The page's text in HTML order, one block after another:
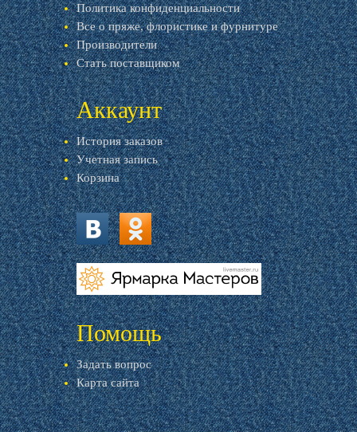
Политика конфиденциальности
Все о пряже, флористике и фурнитуре
Производители
Стать поставщиком
Аккаунт
История заказов
Учетная запись
Корзина
vk.com ok.ru
livemaster.ru
Помощь
Задать вопрос
Карта сайта